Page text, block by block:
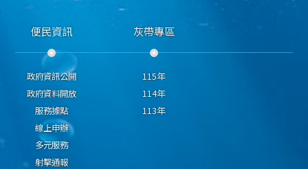
便民資訊
政府資訊公開
政府資料開放
服務據點
線上申辦
多元服務
射擊通報
灰帶專區
115年
114年
113年